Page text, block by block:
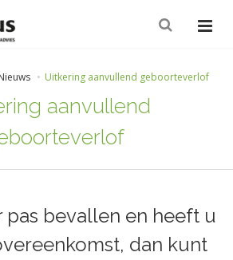
Uitkering aanvullend geboorteverlof
aanvullend
pas bevallen en heeft u
dan kunt